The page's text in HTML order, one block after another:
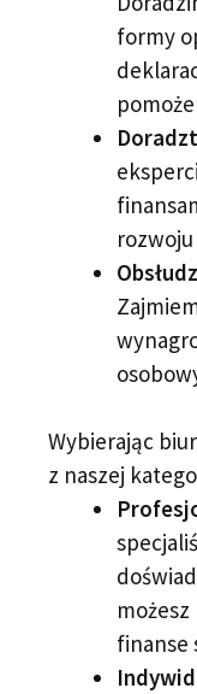
formy
Wybierając
z naszej
finanse